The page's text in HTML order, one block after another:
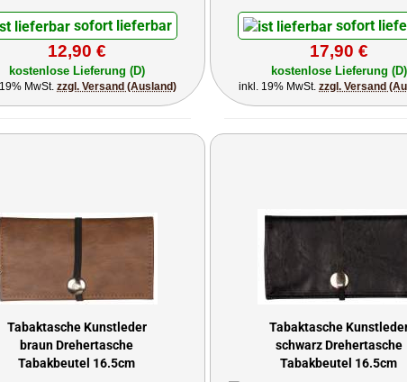
sofort lieferbar
12,90 €
kostenlose Lieferung (D)
MwSt.zzgl. Versand (Ausland)
sofort
17,90 €
kostenlose Lieferung (D)
inkl. 19% MwSt.zzgl. Versand
Tabaktasche Kunstleder
braun Drehertasche
Tabakbeutel 16.5cm
Tabaktasche
schwarz Drehertasche
Tabakbeutel 16.5cm